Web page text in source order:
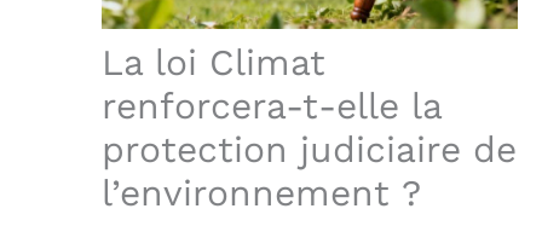
La loi Climat
renforcera-t-elle la
protection judiciaire de
l’environnement ?